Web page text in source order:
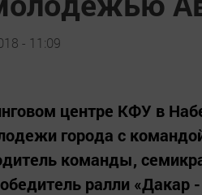
- 11:09
центре КФУ в
города с
команды,
ралли «Дакар